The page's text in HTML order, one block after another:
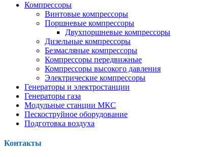
Компрессоры
Винтовые компрессоры
Поршневые компрессоры
Двухпоршневые компрессоры
Дизельные компрессоры
Безмасляные компрессоры
Компрессоры передвижные
Компрессоры высокого давления
Электрические компрессоры
Генераторы и электростанции
Генераторы газа
Модульные станции МКС
Пескоструйное оборудование
Подготовка воздуха
Контакты